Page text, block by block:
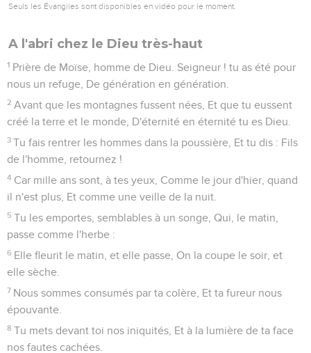
Seuls les Évangiles sont disponibles en vidéo pour le moment.
A l'abri chez le Dieu très-haut
1 Prière de Moïse, homme de Dieu. Seigneur ! tu as été pour
nous un refuge, De génération en génération.
2 Avant que les montagnes fussent nées, Et que tu eussent
créé la terre et le monde, D'éternité en éternité tu es Dieu.
3 Tu fais rentrer les hommes dans la poussière, Et tu dis : Fils
de l'homme, retournez !
4 Car mille ans sont, à tes yeux, Comme le jour d'hier, quand
il n'est plus, Et comme une veille de la nuit.
5 Tu les emportes, semblables à un songe, Qui, le matin,
passe comme l'herbe :
6 Elle fleurit le matin, et elle passe, On la coupe le soir, et
elle sèche.
7 Nous sommes consumés par ta colère, Et ta fureur nous
épouvante.
8 Tu mets devant toi nos iniquités, Et à la lumière de ta face
nos fautes cachées.